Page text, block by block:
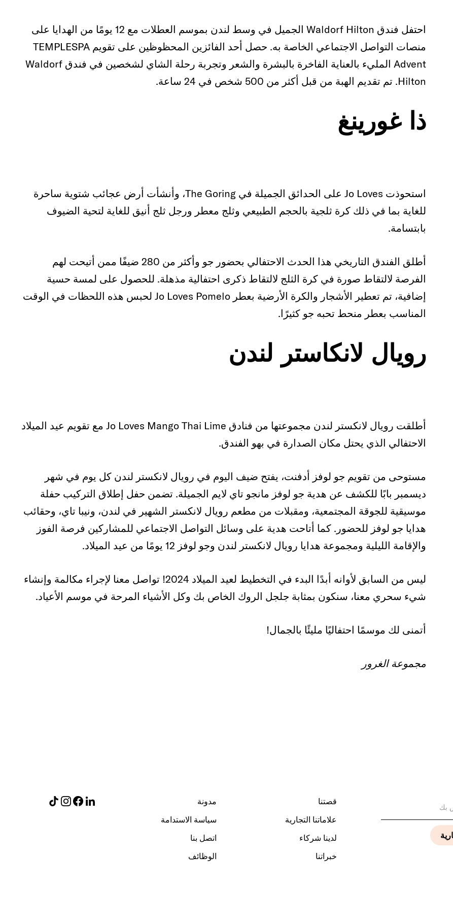
احتفل فندق Waldorf Hilton الجميل في وسط لندن بموسم العطلات مع 12 يومًا من الهدايا على
منصات التواصل الاجتماعي الخاصة به. حصل أحد الفائزين المحظوظين على تقويم TEMPLESPA
Advent المليء بالعناية الفاخرة بالبشرة والشعر وتجربة رحلة الشاي لشخصين في فندق Waldorf
Hilton. تم تقديم الهبة من قبل أكثر من 500 شخص في 24 ساعة.
ذا غورينغ
استحوذت Jo Loves على الحدائق الجميلة في The Goring، وأنشأت أرض عجائب شتوية ساحرة
للغاية بما في ذلك كرة ثلجية بالحجم الطبيعي وثلج معطر ورجل ثلج أنيق للغاية لتحية الضيوف
بابتسامة.
أطلق الفندق التاريخي هذا الحدث الاحتفالي بحضور جو وأكثر من 280 ضيفًا ممن أتيحت لهم
الفرصة لالتقاط صورة في كرة الثلج لالتقاط ذكرى احتفالية مذهلة. للحصول على لمسة حسية
إضافية، تم تعطير الأشجار والكرة الأرضية بعطر Jo Loves Pomelo لحبس هذه اللحظات في الوقت
المناسب بعطر منحط تحبه جو كثيرًا.
رويال لانكاستر لندن
أطلقت رويال لانكستر لندن مجموعتها من فنادق Jo Loves Mango Thai Lime مع تقويم عيد الميلاد
الاحتفالي الذي يحتل مكان الصدارة في بهو الفندق.
مستوحى من تقويم جو لوفز أدفنت، يفتح ضيف اليوم في رويال لانكستر لندن كل يوم في شهر
ديسمبر بابًا للكشف عن هدية جو لوفز مانجو تاي لايم الجميلة. تضمن حفل إطلاق التركيب حفلة
موسيقية للجوقة المجتمعية، ومقبلات من مطعم رويال لانكستر الشهير في لندن، ونيبا تاي، وحقائب
هدايا جو لوفز للحضور. كما أتاحت هدية على وسائل التواصل الاجتماعي للمشاركين فرصة الفوز
والإقامة الليلية ومجموعة هدايا رويال لانكستر لندن وجو لوفز 12 يومًا من عيد الميلاد.
ليس من السابق لأوانه أبدًا البدء في التخطيط لعيد الميلاد 2024! تواصل معنا لإجراء مكالمة وإنشاء
شيء سحري معنا، سنكون بمثابة جلجل الروك الخاص بك وكل الأشياء المرحة في موسم الأعياد.
أتمنى لك موسمًا احتفاليًا مليئًا بالجمال!
مجموعة الغرور
قصتنا
علاماتنا التجارية
لدينا شركاء
خبراتنا
مدونة
سياسة الاستدامة
اتصل بنا
الوظائف